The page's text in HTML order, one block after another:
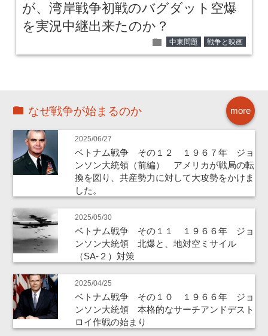
が、湾岸戦争初戦のバグダット空爆
を実況中継出来たのか？
folder 中東問題 戦争と映画
more
なぜ戦争が始まるのか
2025/06/27
ベトナム戦争 その１２ １９６７年 ジョ
ンソン大統領（前編） アメリカが戦局の転
換を図り、共産勢力に対して大攻勢をかけま
した。
2025/05/30
ベトナム戦争 その１１ １９６６年 ジョ
ンソン大統領 北爆と、地対空ミサイル
（SA-２）対策
2025/04/25
ベトナム戦争 その１０ １９６６年 ジョ
ンソン大統領 本格的なサーチアンドデスト
ロイ作戦の始まり